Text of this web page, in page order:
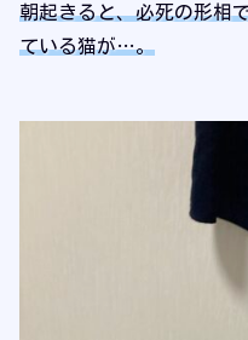
朝起きると、必死の形相
ている猫が…。